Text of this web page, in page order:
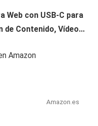
Web con USB-C para
de Contenido, Vídeo...
Amazon
Amazon.es